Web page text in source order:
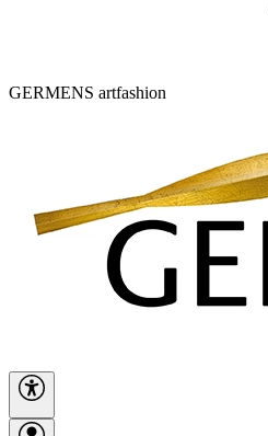
GERMENS artfashion